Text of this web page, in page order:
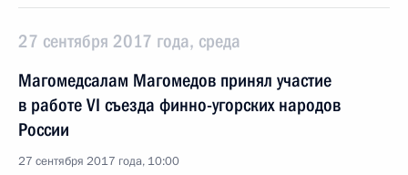
27 сентября 2017 года, среда
Магомедсалам Магомедов принял участие
в работе VI съезда финно-угорских народов
России
27 сентября 2017 года, 10:00